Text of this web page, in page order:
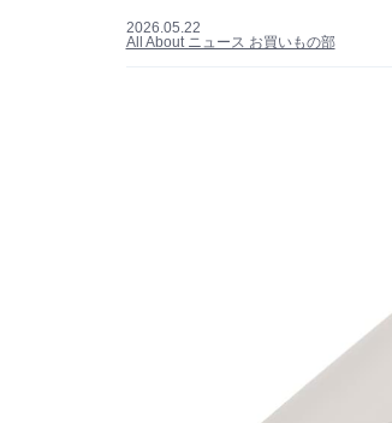
2026.05.22
All About ニュース お買いもの部